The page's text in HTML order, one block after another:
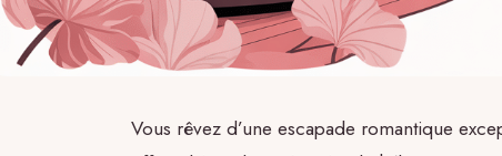
Vous rêvez d’une escapade romantique